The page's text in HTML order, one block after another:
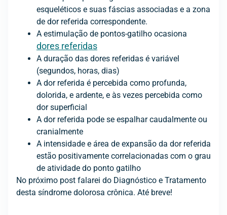
esqueléticos e suas fáscias associadas e a zona
de dor referida correspondente.
A estimulação de pontos-gatilho ocasiona
dores referidas
A duração das dores referidas é variável
(segundos, horas, dias)
A dor referida é percebida como profunda,
dolorida, e ardente, e às vezes percebida como
dor superficial
A dor referida pode se espalhar caudalmente ou
cranialmente
A intensidade e área de expansão da dor referida
estão positivamente correlacionadas com o grau
de atividade do ponto gatilho
No próximo post falarei do Diagnóstico e Tratamento
desta síndrome dolorosa crônica. Até breve!